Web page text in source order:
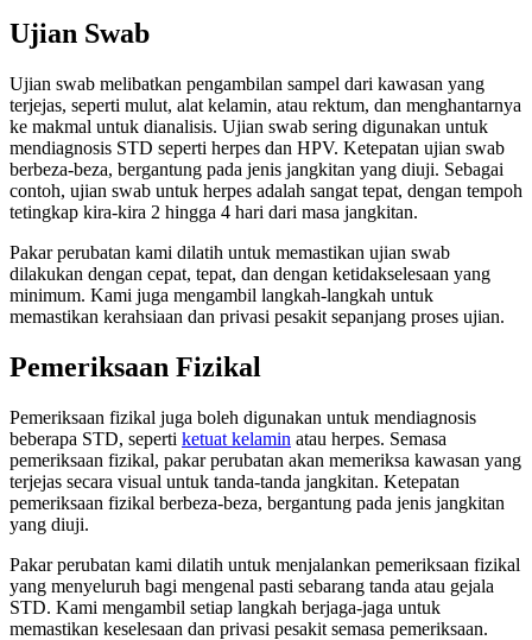
Ujian Swab
Ujian swab melibatkan pengambilan sampel dari kawasan yang
terjejas, seperti mulut, alat kelamin, atau rektum, dan menghantarnya
ke makmal untuk dianalisis. Ujian swab sering digunakan untuk
mendiagnosis STD seperti herpes dan HPV. Ketepatan ujian swab
berbeza-beza, bergantung pada jenis jangkitan yang diuji. Sebagai
contoh, ujian swab untuk herpes adalah sangat tepat, dengan tempoh
tetingkap kira-kira 2 hingga 4 hari dari masa jangkitan.
Pakar perubatan kami dilatih untuk memastikan ujian swab
dilakukan dengan cepat, tepat, dan dengan ketidakselesaan yang
minimum. Kami juga mengambil langkah-langkah untuk
memastikan kerahsiaan dan privasi pesakit sepanjang proses ujian.
Pemeriksaan Fizikal
Pemeriksaan fizikal juga boleh digunakan untuk mendiagnosis
beberapa STD, seperti ketuat kelamin atau herpes. Semasa
pemeriksaan fizikal, pakar perubatan akan memeriksa kawasan yang
terjejas secara visual untuk tanda-tanda jangkitan. Ketepatan
pemeriksaan fizikal berbeza-beza, bergantung pada jenis jangkitan
yang diuji.
Pakar perubatan kami dilatih untuk menjalankan pemeriksaan fizikal
yang menyeluruh bagi mengenal pasti sebarang tanda atau gejala
STD. Kami mengambil setiap langkah berjaga-jaga untuk
memastikan keselesaan dan privasi pesakit semasa pemeriksaan.